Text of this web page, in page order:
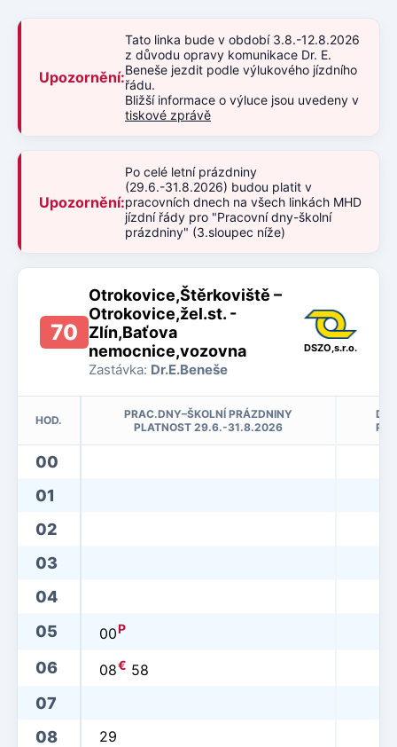
Upozornění:
Tato linka bude v období 3.8.-12.8.2026
z důvodu opravy komunikace Dr. E.
Beneše jezdit podle výlukového jízdního
řádu.
Bližší informace o výluce jsou uvedeny v
tiskové zprávě
Upozornění:
Po celé letní prázdniny
(29.6.-31.8.2026) budou platit v
pracovních dnech na všech linkách MHD
jízdní řády pro "Pracovní dny-školní
prázdniny" (3.sloupec níže)
70
Otrokovice,Štěrkoviště –
Otrokovice,žel.st. -
Zlín,Baťova
nemocnice,vozovna
Zastávka: Dr.E.Beneše
DSZO,s.r.o.
HOD.
PRAC.DNY–ŠKOLNÍ PRÁZDNINY
PLATNOST 29.6.-31.8.2026
00
01
02
03
04
05
00P
06 08€ 58
07
08
29